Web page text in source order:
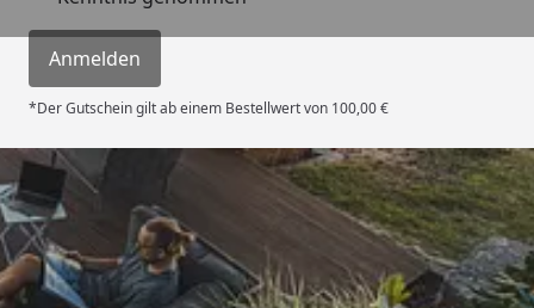
Anmelden
*Der Gutschein gilt ab einem Bestellwert von 100,00 €
Versand